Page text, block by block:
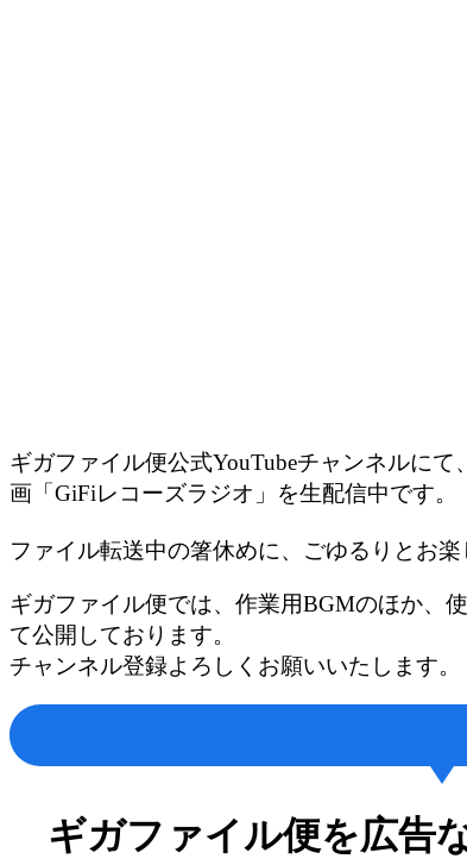
ギガファイル便公式YouTubeチャンネルに
画「GiFiレコーズラジオ」を生配信中です。
ファイル転送中の箸休めに、ごゆるりとお楽
ギガファイル便では、作業用BGMのほか、
て公開しております。
チャンネル登録よろしくお願いいたします。
ギガファイル便を広告